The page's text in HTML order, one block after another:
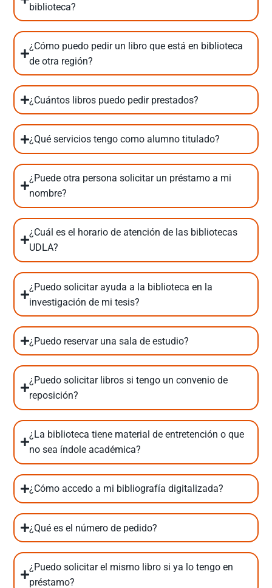
biblioteca?
¿Cómo puedo pedir un libro que está en biblioteca
de otra región?
¿Cuántos libros puedo pedir prestados?
¿Qué servicios tengo como alumno titulado?
¿Puede otra persona solicitar un préstamo a mi
nombre?
¿Cuál es el horario de atención de las bibliotecas
UDLA?
¿Puedo solicitar ayuda a la biblioteca en la
investigación de mi tesis?
¿Puedo reservar una sala de estudio?
¿Puedo solicitar libros si tengo un convenio de
reposición?
¿La biblioteca tiene material de entretención o que
no sea índole académica?
¿Cómo accedo a mi bibliografía digitalizada?
¿Qué es el número de pedido?
¿Puedo solicitar el mismo libro si ya lo tengo en
préstamo?